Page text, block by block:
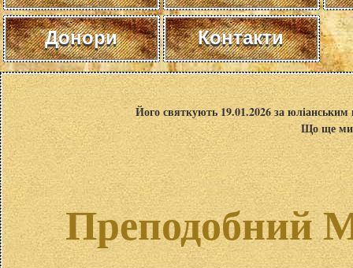
Донори Контакти
Його святкують 19.01.2026 за
Що ще ми
Преподобний